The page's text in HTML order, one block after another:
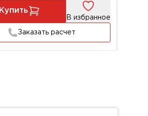
Купить
В избранное
Заказать расчет